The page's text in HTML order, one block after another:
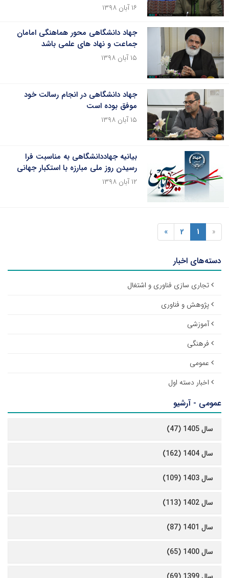
۱۶ آبان ۱۳۹۸
جهاد دانشگاهی محور هماهنگی امامان
جماعت و نهاد های علمی باشد
۱۵ آبان ۱۳۹۸
جهاد دانشگاهی در انجام رسالت خود
موفق بوده است
۱۵ آبان ۱۳۹۸
بیانیه جهاددانشگاهی به مناسبت فرا
رسیدن روز ملی مبارزه با استکبار جهانی
۱۲ آبان ۱۳۹۸
«
1
2
»
دسته‌های اخبار
تجاری سازی فناوری و اشتغال
پژوهش و فناوری
آموزشی
فرهنگی
عمومی
اخبار دسته اول
عمومی - آرشیو
سال 1405 (47)
سال 1404 (162)
سال 1403 (109)
سال 1402 (113)
سال 1401 (87)
سال 1400 (65)